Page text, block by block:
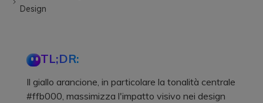
Design
TL;DR:
Il giallo arancione, in particolare la tonalità centrale
#ffb000, massimizza l'impatto visivo nei design